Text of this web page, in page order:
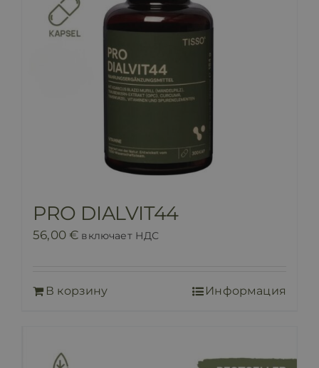
PRO DIALVIT44
56,00€ включает НДС
В корзину Информация